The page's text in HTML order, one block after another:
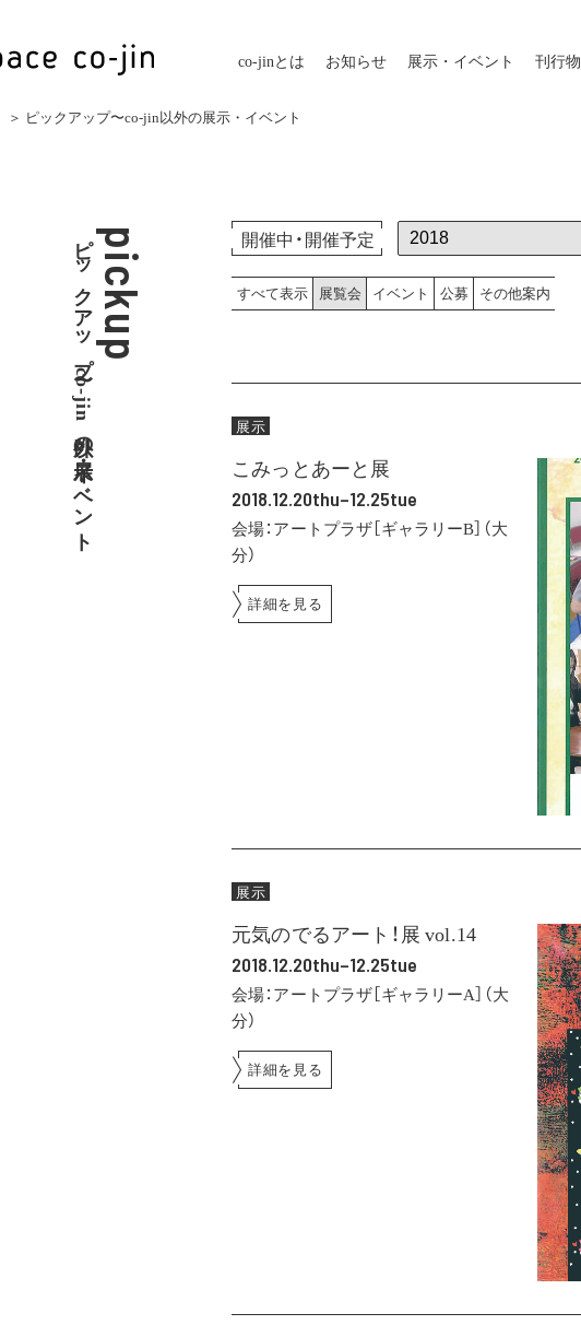
co-jinとは お知らせ 展示・イベント 刊行物
＞ ピックアップ〜co-jin以外の展示・イベント
pickup
ピックアップ〜co-jin以外の展示・イベント 開催中・開催予定
すべて表示 展覧会 イベント 公募 その他案内
展示
こみっとあーと展
2018.12.20thu–12.25tue
会場：アートプラザ［ギャラリーB］（大
分）
詳細を見る
展示
元気のでるアート！展 vol.14
2018.12.20thu–12.25tue
会場：アートプラザ［ギャラリーA］（大
分）
詳細を見る